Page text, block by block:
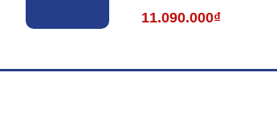
11.090.000₫